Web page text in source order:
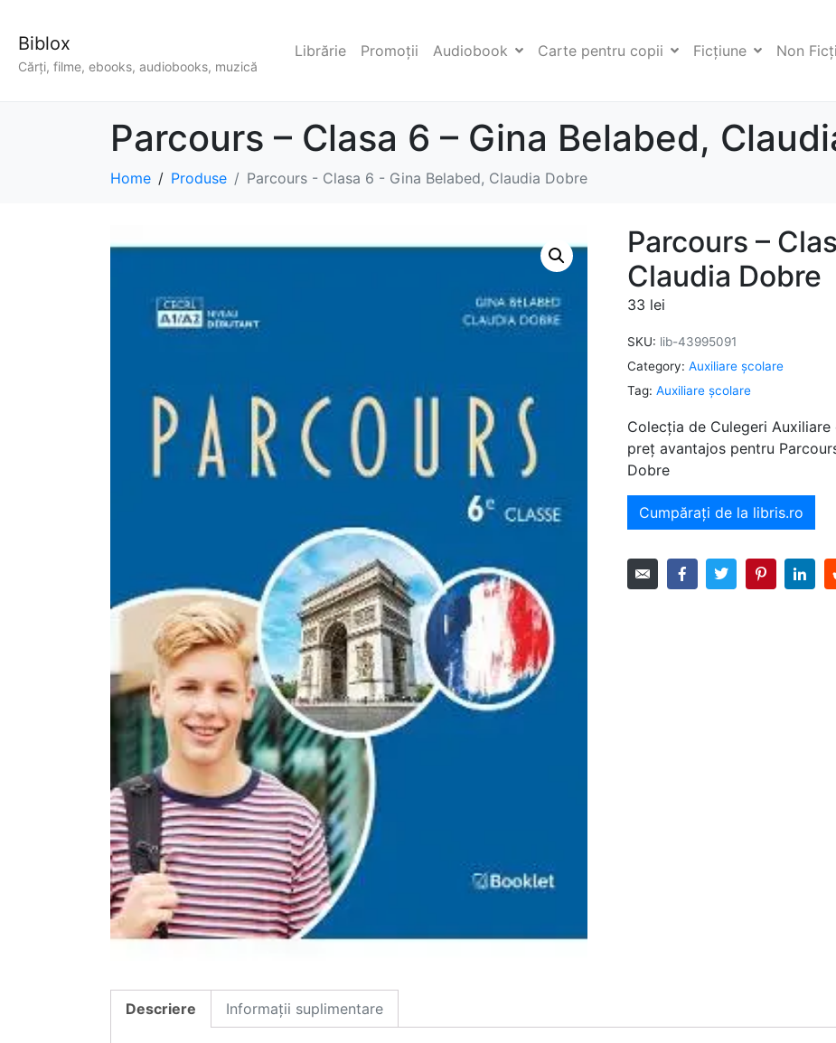
Biblox
Cărți, filme, ebooks, audiobooks, muzică
Librărie Promoții Audiobook Carte pentru copii Ficţiune Non
Parcours – Clasa 6 – Gina Belabed,
Home Produse Parcours - Clasa 6 - Gina Belabed, Claudia Dobre
Parcours –
Claudia Dobre
33 lei
SKU: lib-43995091
Category: Auxiliare şcolare
Tag: Auxiliare şcolare
Colecția de Culegeri
preț avantajos pentru
Dobre
Cumpărați de la libris.ro
Descriere Informații suplimentare